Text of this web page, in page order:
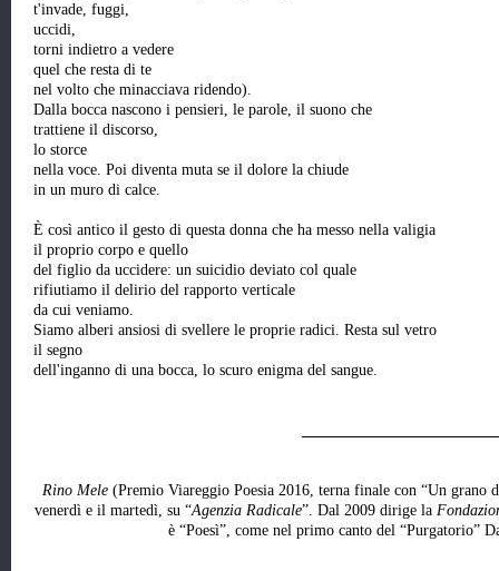
t'invade, fuggi,
uccidi,
torni indietro a vedere
quel che resta di te
nel volto che minacciava ridendo).
Dalla bocca nascono i pensieri, le parole, il suono che
trattiene il discorso,
lo storce
nella voce. Poi diventa muta se il dolore la chiude
in un muro di calce.
È così antico il gesto di questa donna che ha messo nella valigia
il proprio corpo e quello
del figlio da uccidere: un suicidio deviato col quale
rifiutiamo il delirio del rapporto verticale
da cui veniamo.
Siamo alberi ansiosi di svellere le proprie radici. Resta sul vetro
il segno
dell'inganno di una bocca, lo scuro enigma del sangue.
Rino Mele (Premio Viareggio Poesia 2016, terna finale con “Un
venerdì e il martedì, su “Agenzia Radicale”. Dal 2009 dirige la
è “Poesì”, come nel primo canto del “Purgatorio”